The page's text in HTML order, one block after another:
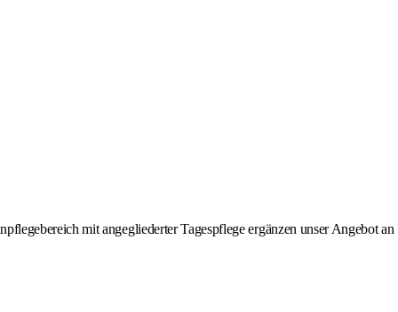
mit angegliederter Tagespflege ergänzen unser Angebot an